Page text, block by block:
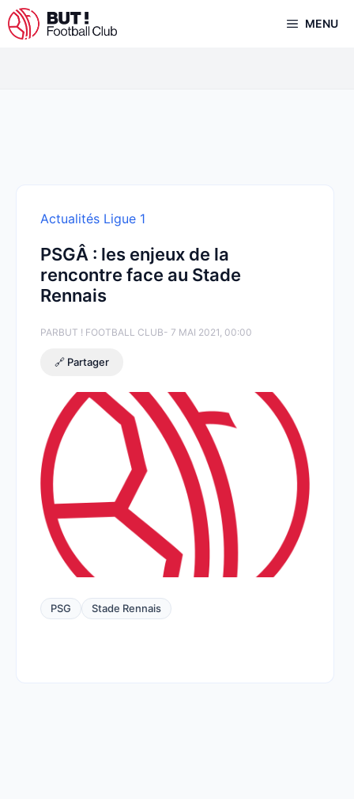
Aller
au
MENU
Actualités Ligue 1
PSGÂ : les enjeux de la
rencontre face au Stade
Rennais
PARBUT ! FOOTBALL CLUB- 7 MAI 2021, 00:00
🔗 Partager
PSG Stade Rennais